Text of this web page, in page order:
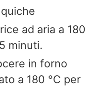
ad aria a 180
minuti.
in forno
a 180 °C per